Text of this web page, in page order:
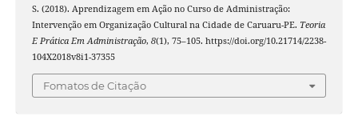
S. (2018). Aprendizagem em Ação no Curso de Administração:
Intervenção em Organização Cultural na Cidade de Caruaru-PE. Teoria
E Prática Em Administração, 8(1), 75–105. https://doi.org/10.21714/2238-
104X2018v8i1-37355
Fomatos de Citação